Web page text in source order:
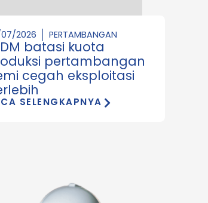
2026 PERTAMBANGAN
batasi kuota
pertambangan
cegah eksploitasi
SELENGKAPNYA